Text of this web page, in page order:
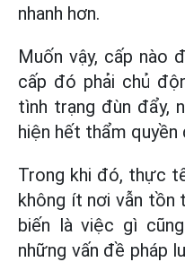
nhanh hơn.
Muốn vậy, cấp nào
cấp đó phải chủ
tình trạng đùn đẩy,
hiện hết thẩm
Trong khi đó, thực
không ít nơi vẫn tồn
biến là việc gì
những vấn đề pháp